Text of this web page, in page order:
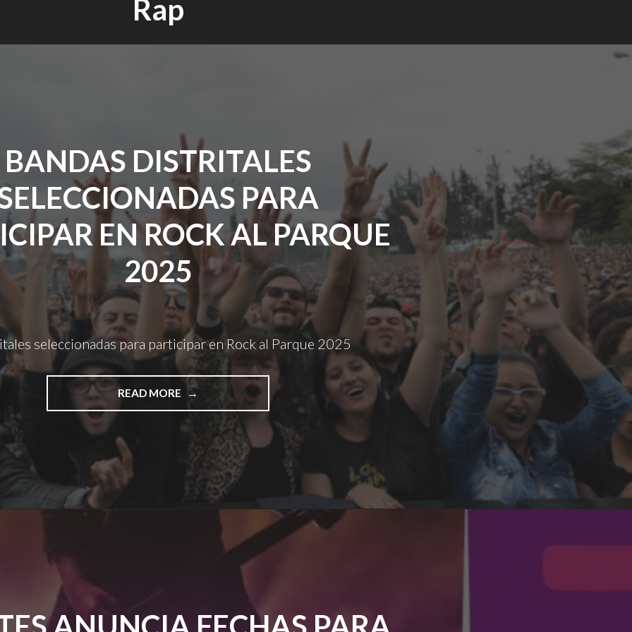
Rap
BANDAS DISTRITALES
PARA
EN ROCK AL PARQUE
2025
seleccionadas para participar en Rock al Parque 2025
READ MORE
"BANDAS
DISTRITALES
SELECCIONADAS
PARTICIPAR
EN
ROCK
PARQUE